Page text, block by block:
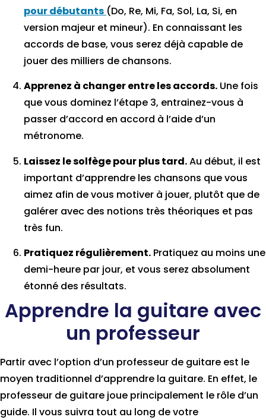
pour débutants (Do, Re, Mi, Fa, Sol, La, Si, en
version majeur et mineur). En connaissant les
accords de base, vous serez déjà capable de
jouer des milliers de chansons.
Apprenez à changer entre les accords. Une fois
que vous dominez l’étape 3, entrainez-vous à
passer d’accord en accord à l’aide d’un
métronome.
Laissez le solfège pour plus tard.Au début, il est
important d’apprendre les chansons que vous
aimez afin de vous motiver à jouer, plutôt que de
galérer avec des notions très théoriques et pas
très fun.
Pratiquez régulièrement. Pratiquez au moins une
demi-heure par jour, et vous serez absolument
étonné des résultats.
Apprendre la guitare avec
un professeur
Partir avec l’option d’un professeur de guitare est le
moyen traditionnel d’apprendre la guitare. En effet, le
professeur de guitare joue principalement le rôle d’un
guide. Il vous suivra tout au long de votre